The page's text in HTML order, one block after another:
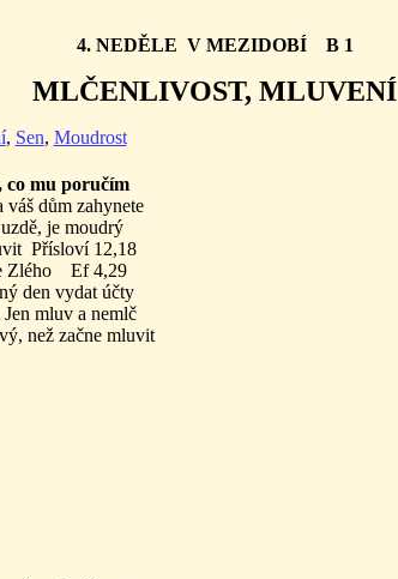
4. NEDĚLE V MEZIDOBÍ B 1
MLČENLIVOST, MLUVENÍ
, Sen, Moudrost
co mu poručím
dům zahynete
je moudrý
Přísloví 12,18
Zlého Ef 4,29
den vydat účty
mluv a nemlč
než začne mluvit